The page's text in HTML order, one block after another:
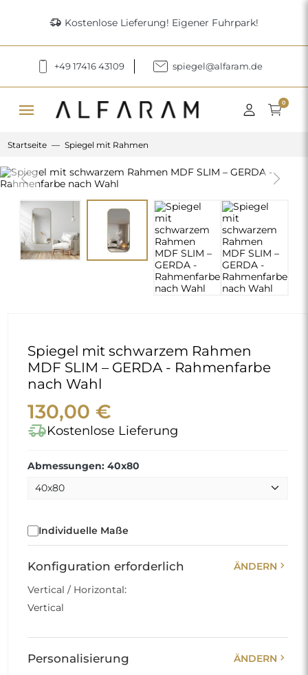
delivery_truck_speed Kostenlose Lieferung! Eigener Fuhrpark!
+49 17416 43109 spiegel@alfaram.de
menu 0
Startseite Spiegel mit Rahmen
Previous Next
Spiegel mit schwarzem Rahmen
MDF SLIM – GERDA - Rahmenfarbe
nach Wahl
130,00 €
delivery_truck_speedKostenlose Lieferung
Abmessungen: 40x80
Individuelle Maße
Konfiguration erforderlich ÄNDERN chevron_right
Vertical / Horizontal:
Vertical
Personalisierung ÄNDERN chevron_right